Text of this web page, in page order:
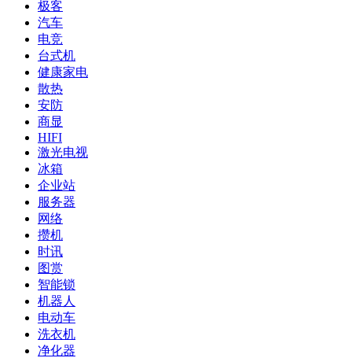
极客
汽车
电竞
台式机
健康家电
散热
安防
商显
HIFI
激光电视
冰箱
企业站
服务器
网络
攒机
时讯
图赏
智能锁
机器人
电动车
洗衣机
净化器